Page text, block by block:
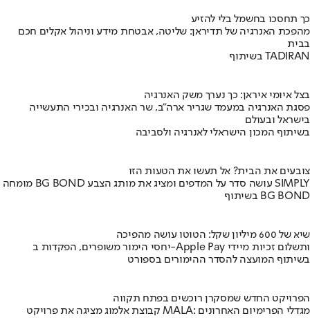
כך תחסכו בחשמל בלי להזיע
מהפכת האנרגיה של תדיראן: שליטה, אבטחת מידע וניהול אקלים חכם
בבית
בשיתוף TADIRAN
בצל איומי איראן: כך נערך משק האנרגיה
פסגת האנרגיה במעמד שגריר ארה"ב, שר האנרגיה ובכירי התעשייה
בישראל ובעולם
בשיתוף המכון הישראלי לאנרגיה ולסביבה
צובעים את הבית? אל תעשו את הטעות הזו
מומחה BG BOND עושה סדר על המדפים ומציג את מותג הצבע SIMPLY
בשיתוף BG BOND
שיא של 600 מיליון שקל: הטוטו עושה מהפיכה
יחסי הימור משופרים, הפקדות ב-Apple Pay ותשלום זכיות מיידי
בשיתוף המועצה להסדר ההימורים בספורט
הפרויקט החדש שמסקרן רוכשים בפתח תקווה
קבוצת אלמוג מציגה את פרויקט MALA: מגדלי הפרימיום האחרונים